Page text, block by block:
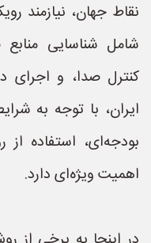
نقاط جهان، نیازمند
شامل شناسایی
کنترل صدا، و اجرای
ایران، با توجه به
بودجه‌ای، استفاده
اهمیت ویژه‌ای دارد.